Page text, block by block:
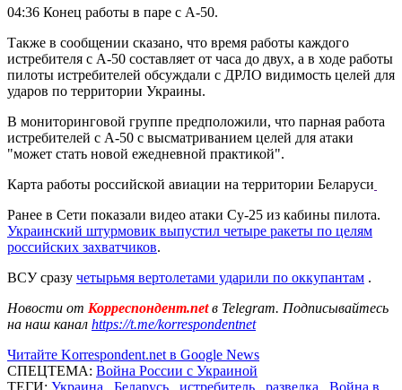
04:36 Конец работы в паре с А-50.
Также в сообщении сказано, что время работы каждого
истребителя с А-50 составляет от часа до двух, а в ходе работы
пилоты истребителей обсуждали с ДРЛО видимость целей для
ударов по территории Украины.
В мониторинговой группе предположили, что парная работа
истребителей с А-50 с высматриванием целей для атаки
"может стать новой ежедневной практикой".
Карта работы российской авиации на территории Беларуси
Ранее в Сети показали видео атаки Су-25 из кабины пилота.
Украинский штурмовик выпустил четыре ракеты по целям
российских захватчиков.
ВСУ сразу четырьмя вертолетами ударили по оккупантам .
Новости от Корреспондент.netв Telegram. Подписывайтесь
на наш канал https://t.me/korrespondentnet
Читайте Korrespondent.net в Google News
СПЕЦТЕМА: Война России с Украиной
ТЕГИ: Украина Беларусь истребитель разведка Война в